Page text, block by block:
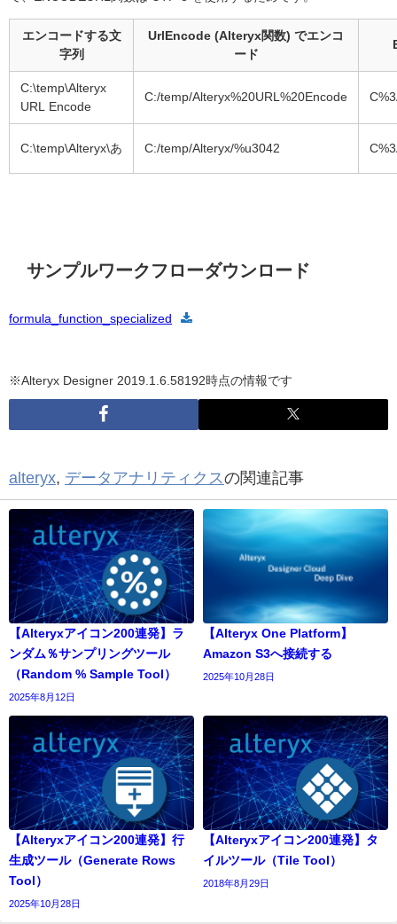
エンコードする文
字列
UrlEncode (Alteryx関数) でエンコ
ード
C:\temp\Alteryx
URL Encode
C:/temp/Alteryx%20URL%20Encode
C:\temp\Alteryx\あ C:/temp/Alteryx/%u3042
サンプルワークフローダウンロード
formula_function_specialized
※Alteryx Designer 2019.1.6.58192時点の情報です
alteryx, データアナリティクスの関連記事
【Alteryxアイコン200連発】ラ
ンダム％サンプリングツール
（Random % Sample Tool）
2025年8月12日
【Alteryx One Platform】
Amazon S3へ接続する
2025年10月28日
【Alteryxアイコン200連発】行
生成ツール（Generate Rows
Tool）
2025年10月28日
【Alteryxアイコン200連発】タ
イルツール（Tile Tool）
2018年8月29日